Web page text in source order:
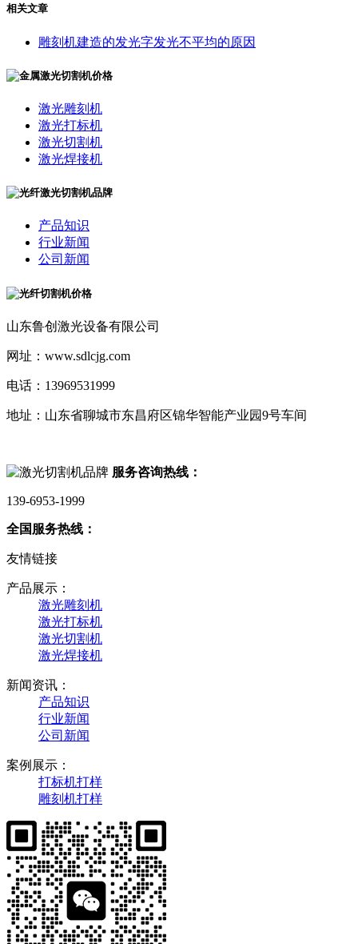
相关文章
雕刻机建造的发光字发光不平均的原因
激光雕刻机
激光打标机
激光切割机
激光焊接机
产品知识
行业新闻
公司新闻
山东鲁创激光设备有限公司
网址：www.sdlcjg.com
电话：13969531999
地址：山东省聊城市东昌府区锦华智能产业园9号车间
服务咨询热线：
139-6953-1999
全国服务热线：
友情链接
产品展示：
激光雕刻机
激光打标机
激光切割机
激光焊接机
新闻资讯：
产品知识
行业新闻
公司新闻
案例展示：
打标机打样
雕刻机打样